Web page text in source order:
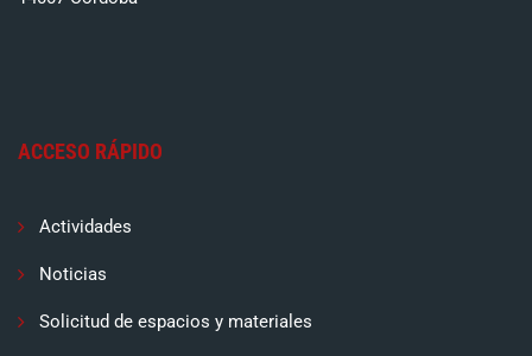
ACCESO RÁPIDO
Actividades
Noticias
Solicitud de espacios y materiales